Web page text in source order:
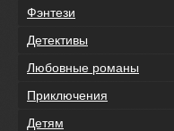
Фэнтези
Детективы
Любовные романы
Приключения
Детям